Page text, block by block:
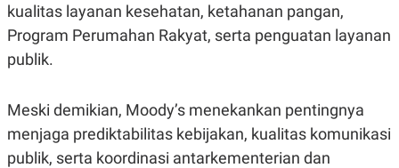
kualitas layanan kesehatan, ketahanan pangan,
Program Perumahan Rakyat, serta penguatan layanan
publik.
Meski demikian, Moody’s menekankan pentingnya
menjaga prediktabilitas kebijakan, kualitas komunikasi
publik, serta koordinasi antarkementerian dan